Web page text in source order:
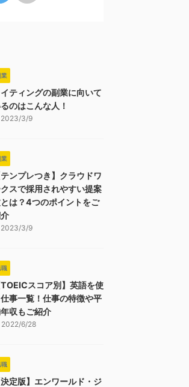
業
ティングの副業に向いて
のはこんな人！
2023/3/9
業
テンプレつき】クラウドワ
スで採用されやすい提案
は？4つのポイントをご
2023/3/9
職
TOEICスコア別】英語を使
仕事一覧！仕事の特徴や平
収もご紹介
2022/6/28
職
決定版】エンワールド・ジ